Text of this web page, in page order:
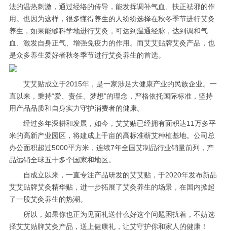
法的温热刺激，通过经络的传导，能发挥调补气血、扶正祛邪的作
用。也因为这样，很多懂得养生的人纷纷选择在秋冬季节进行艾灸
养生，如果能够科学地进行艾灸，可达到温通经脉，达到调和气
血、激发自身正气、增强免疫力的作用。而艾艾贴牌艾灸产品，也
是众多养生爱好者秋冬季节进行艾灸养生的首选。
艾艾贴成立于2015年，是一家涉足大健康产业的民族企业。一
直以来，秉持“爱、责任、梦想”的理念，严格依托国际标准，坚持
用产品品质和自身实力守护消费者的健康。
经过多年深耕和发展，如今，艾艾贴已经拥有面积达11万多平
米的高新产业园区，将建成上千亩的高标准蕲艾种植基地。公司总
办公面积超过5000平方米，连续7年全国艾制品行业销量前列，产
品远销全球五十多个国家和地区。
自成立以来，一直专注产品研发的艾艾贴，于2020年发布新品
艾艾贴牌艾灸精华贴，进一步拓展了艾灸养生的场景，在国内掀起
了一股艾灸养生的热潮。
所以，如果你也正为见面礼送什么好这个问题困扰着，不妨选
择艾艾贴牌艾灸产品，送上健康礼，让艾守护你和家人的健康！